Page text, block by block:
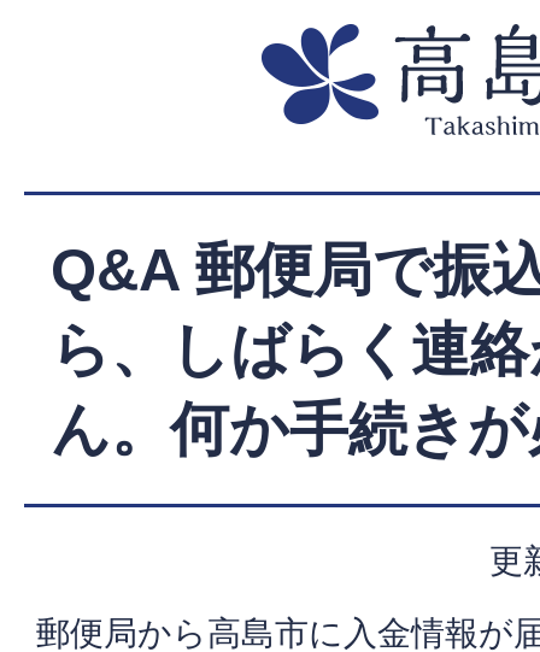
Q&A 郵便局で振
ら、しばらく連
ん。何か手続き
更
郵便局から高島市に入金情報が